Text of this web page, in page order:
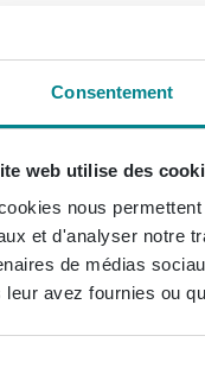
Consentement
web utilise des
nous
et d'analyser notre
de médias
leur avez fournies ou
MFC de
durée de vie
sans poignée